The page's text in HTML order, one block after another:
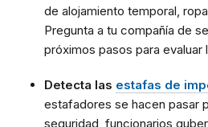
de alojamiento temporal,
Pregunta a tu compañía de
próximos pasos para evaluar
Detecta las estafas de
estafadores se hacen pasar
seguridad, funcionarios